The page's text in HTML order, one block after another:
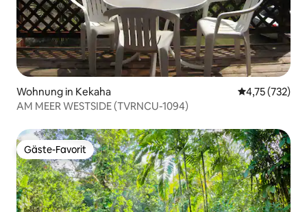
Wohnung in Kekaha
4,75 (732)
AM MEER WESTSIDE (TVRNCU-1094)
Gäste-Favorit
Gäste-Favorit